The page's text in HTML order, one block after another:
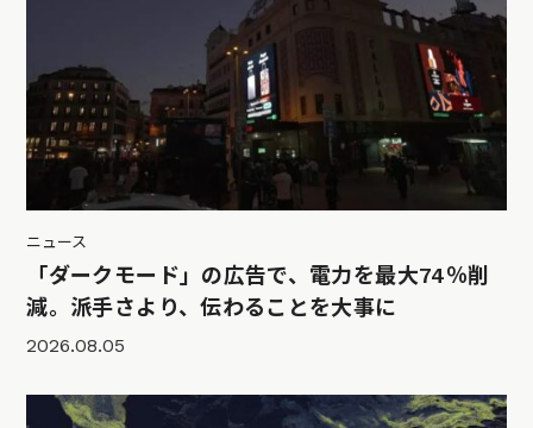
ニュース
「ダークモード」の広告で、電力を最大74％削
減。派手さより、伝わることを大事に
2026.08.05